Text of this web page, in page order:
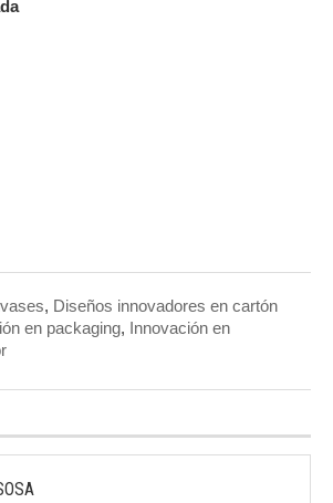
, Diseños innovadores en cartón
en packaging, Innovación en